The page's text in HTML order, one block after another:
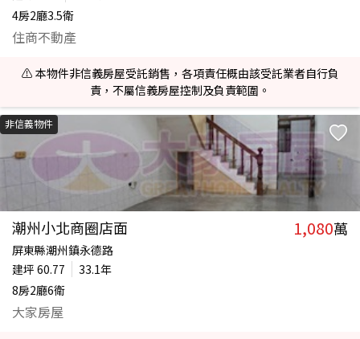
4房2廳3.5衛
住商不動產
⚠️ 本物件非信義房屋受託銷售，各項責任概由該受託業者自行負
責，不屬信義房屋控制及負責範圍。
非信義物件
潮州小北商圈店面 1,080萬
屏東縣潮州鎮永德路
建坪 60.77
33.1年
8房2廳6衛
大家房屋